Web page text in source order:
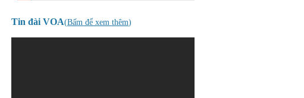
Tin đài VOA(Bấm để xem thêm)